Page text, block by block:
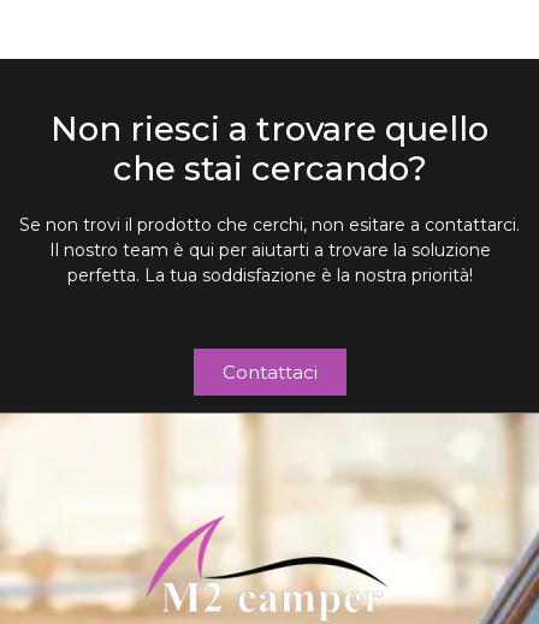
Non riesci a trovare quello
che stai cercando?
Se non trovi il prodotto che cerchi, non esitare a contattarci.
Il nostro team è qui per aiutarti a trovare la soluzione
perfetta. La tua soddisfazione è la nostra priorità!
Contattaci